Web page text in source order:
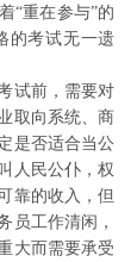
“重在参与”的
的考试无一遗
试前，需要对
取向系统、商
是否适合当公
人民公仆，权
靠的收入，但
员工作清闲，
大而需要承受